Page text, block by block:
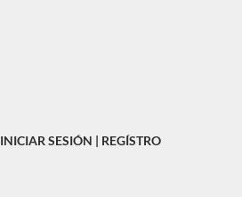
INICIAR SESIÓN | REGÍSTRO